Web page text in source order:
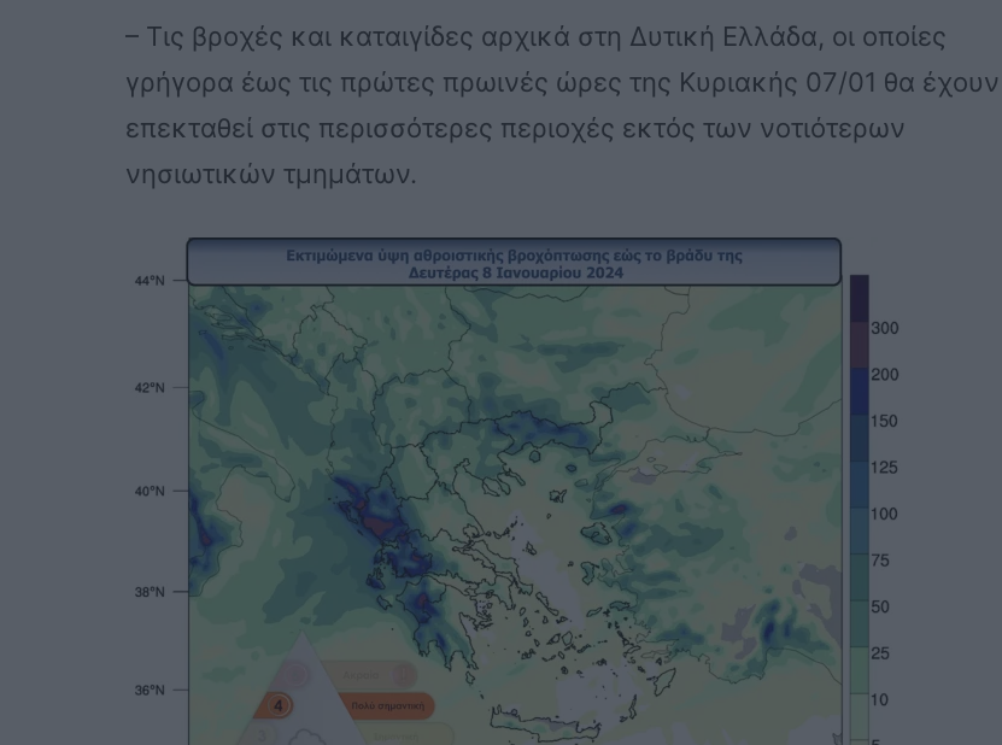
– Τις βροχές και καταιγίδες αρχικά στη Δυτική Ελλάδα, οι οποίες
γρήγορα έως τις πρώτες πρωινές ώρες της Κυριακής 07/01 θα έχουν
επεκταθεί στις περισσότερες περιοχές εκτός των νοτιότερων
νησιωτικών τμημάτων.